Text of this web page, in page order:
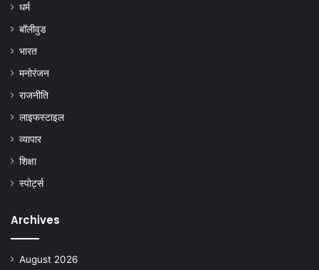
धर्म
बॉलीवुड
भारत
मनोरंजन
राजनीति
लाइफस्टाइल
व्यापार
शिक्षा
स्पोर्ट्स
Archives
August 2026